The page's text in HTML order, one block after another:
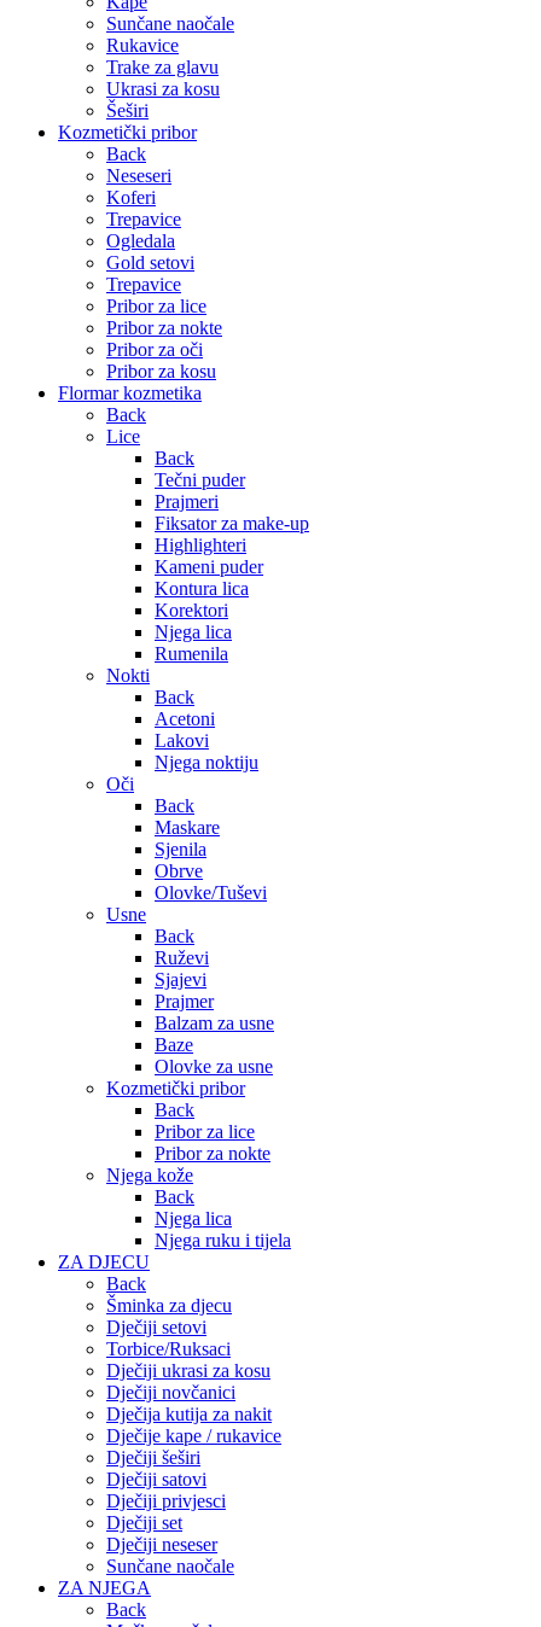
Sunčane naočale
Rukavice
Trake za glavu
Ukrasi za kosu
Šeširi
Kozmetički pribor
Back
Neseseri
Koferi
Trepavice
Ogledala
Gold setovi
Trepavice
Pribor za lice
Pribor za nokte
Pribor za oči
Pribor za kosu
Flormar kozmetika
Back
Lice
Back
Tečni puder
Prajmeri
Fiksator za make-up
Highlighteri
Kameni puder
Kontura lica
Korektori
Njega lica
Rumenila
Nokti
Back
Acetoni
Lakovi
Njega noktiju
Oči
Back
Maskare
Sjenila
Obrve
Olovke/Tuševi
Usne
Back
Ruževi
Sjajevi
Prajmer
Balzam za usne
Baze
Olovke za usne
Kozmetički pribor
Back
Pribor za lice
Pribor za nokte
Njega kože
Back
Njega lica
Njega ruku i tijela
ZA DJECU
Back
Šminka za djecu
Dječiji setovi
Torbice/Ruksaci
Dječiji ukrasi za kosu
Dječiji novčanici
Dječija kutija za nakit
Dječije kape / rukavice
Dječiji šeširi
Dječiji satovi
Dječiji privjesci
Dječiji set
Dječiji neseser
Sunčane naočale
ZA NJEGA
Back